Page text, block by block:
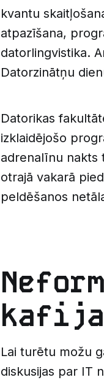
kvantu
atpazīšana,
datorlingvistika.
Datorzinātņu
Datorikas
izklaidējošo
adrenalīnu nakts
otrajā vakarā
peldēšanos
Lai turētu možu
diskusijas par IT